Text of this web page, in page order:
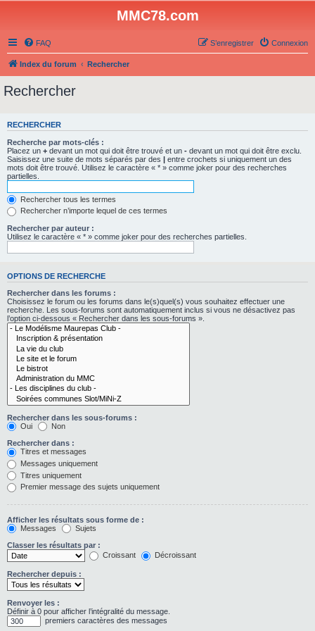
MMC78.com
FAQ Connexion
S’enregistrer
Index du forum Rechercher
Rechercher
RECHERCHER
Recherche par mots-clés :
Placez un + devant un mot qui doit être trouvé et un - devant un mot qui doit être exclu.
Saisissez une suite de mots séparés par des | entre crochets si uniquement un des
mots doit être trouvé. Utilisez le caractère « * » comme joker pour des recherches
partielles.
Rechercher tous les termes
Rechercher n’importe lequel de ces termes
Rechercher par auteur :
Utilisez le caractère « * » comme joker pour des recherches partielles.
OPTIONS DE RECHERCHE
Rechercher dans les forums :
Choisissez le forum ou les forums dans le(s)quel(s) vous souhaitez effectuer une
recherche. Les sous-forums sont automatiquement inclus si vous ne désactivez pas
l’option ci-dessous « Rechercher dans les sous-forums ».
Rechercher dans les sous-forums :
Oui
Non
Rechercher dans :
Titres et messages
Messages uniquement
Titres uniquement
Premier message des sujets uniquement
Afficher les résultats sous forme de :
Messages
Sujets
Classer les résultats par :
Croissant
Décroissant
Rechercher depuis :
Renvoyer les :
Définir à 0 pour afficher l’intégralité du message.
premiers caractères des messages